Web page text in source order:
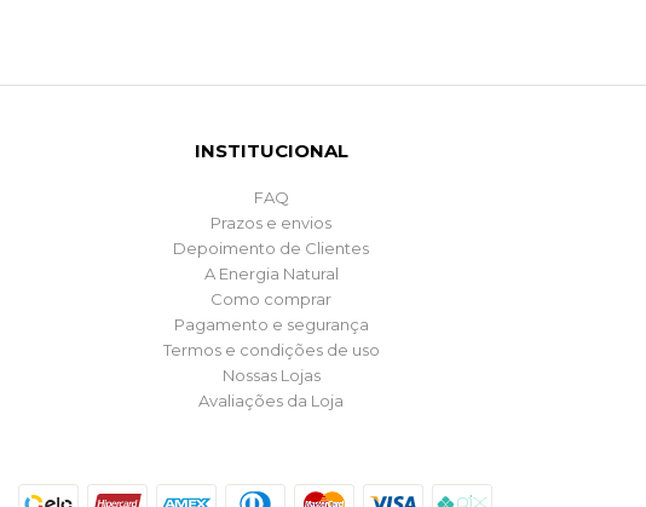
INSTITUCIONAL
FAQ
Prazos e envios
Depoimento de Clientes
A Energia Natural
Como comprar
Pagamento e segurança
Termos e condições de uso
Nossas Lojas
Avaliações da Loja